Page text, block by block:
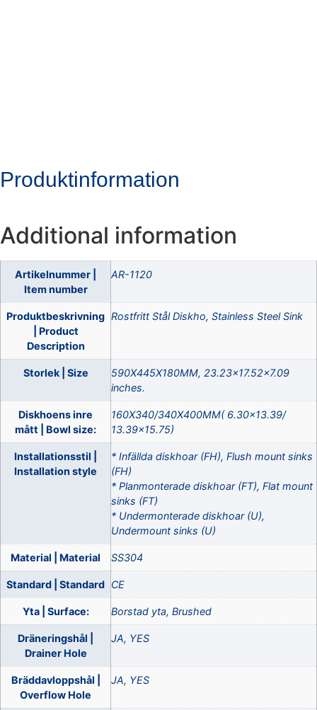
Produktinformation
Additional information
Artikelnummer |
Item number
AR-1120
Produktbeskrivning
| Product
Description
Rostfritt Stål Diskho, Stainless Steel Sink
Storlek | Size
590X445X180MM, 23.23×17.52×7.09
inches.
Diskhoens inre
mått | Bowl size:
160X340/340X400MM( 6.30×13.39/
13.39×15.75)
Installationsstil |
Installation style
* Infällda diskhoar (FH), Flush mount sinks
(FH)
* Planmonterade diskhoar (FT), Flat mount
sinks (FT)
* Undermonterade diskhoar (U),
Undermount sinks (U)
Material | Material SS304
Standard | Standard CE
Yta | Surface: Borstad yta, Brushed
Dräneringshål |
Drainer Hole
JA, YES
Bräddavloppshål |
Overflow Hole
JA, YES